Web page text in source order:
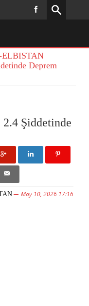
Deprem
Şiddetinde
May 10, 2026 17:16